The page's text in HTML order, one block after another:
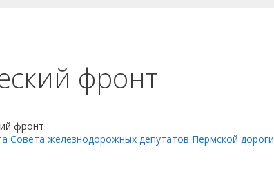
фронт
фронт
Совета железнодорожных депутатов Пермской дороги